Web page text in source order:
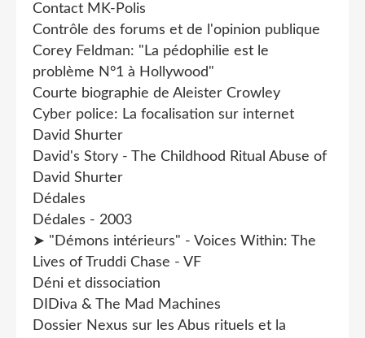
Contact MK-Polis
Contrôle des forums et de l'opinion publique
Corey Feldman: "La pédophilie est le
problème N°1 à Hollywood"
Courte biographie de Aleister Crowley
Cyber police: La focalisation sur internet
David Shurter
David's Story - The Childhood Ritual Abuse of
David Shurter
Dédales
Dédales - 2003
➤ "Démons intérieurs" - Voices Within: The
Lives of Truddi Chase - VF
Déni et dissociation
DIDiva & The Mad Machines
Dossier Nexus sur les Abus rituels et la